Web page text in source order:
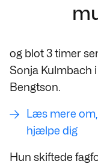
og blot 3 timer
Sonja Kulmbach
Bengtson.
Læs mere
hjælpe dig
Hun skiftede